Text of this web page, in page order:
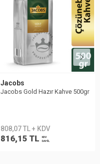
Jacobs
Jacobs Gold Hazır Kahve 500gr
808,07 TL + KDV
816,15 TL
KDV
DAHİL